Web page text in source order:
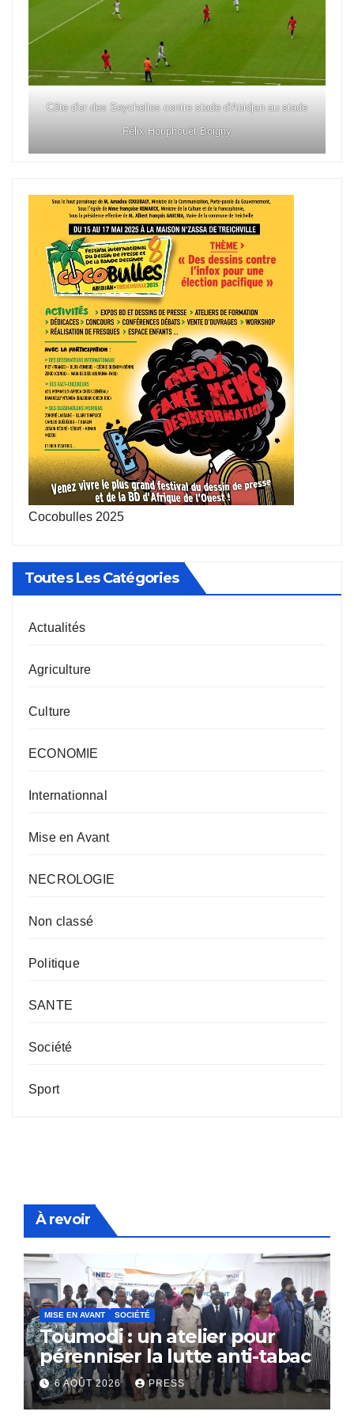
Côte d'or des Seychelles contre stade d'Abidjan au stade
Félix Houphouët Boigny
Cocobulles 2025
Toutes Les Catégories
Actualités
Agriculture
Culture
ECONOMIE
Internationnal
Mise en Avant
NECROLOGIE
Non classé
Politique
SANTE
Société
Sport
À revoir
MISE EN AVANT SOCIÉTÉ
Toumodi : un atelier pour
pérenniser la lutte anti-tabac
6 AOÛT 2026 PRESS